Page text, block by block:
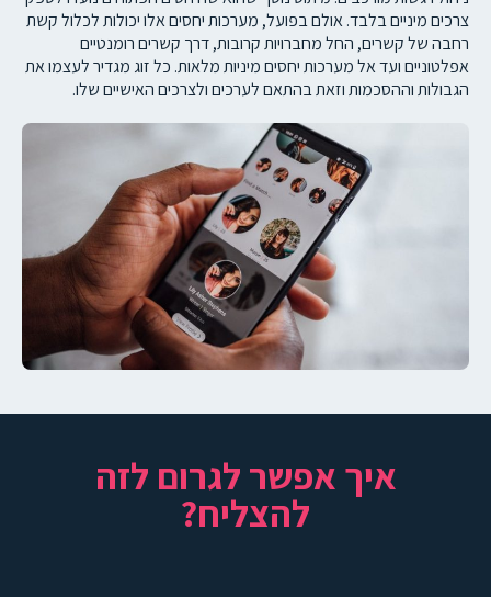
צרכים מיניים בלבד. אולם בפועל, מערכות יחסים אלו יכולות לכלול קשת
רחבה של קשרים, החל מחברויות קרובות, דרך קשרים רומנטיים
אפלטוניים ועד אל מערכות יחסים מיניות מלאות. כל זוג מגדיר לעצמו את
הגבולות וההסכמות וזאת בהתאם לערכים ולצרכים האישיים שלו.
איך אפשר לגרום לזה
להצליח?